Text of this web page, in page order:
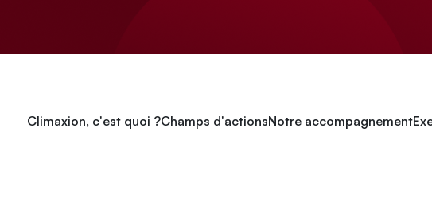
Climaxion, c'est quoi ?Champs d'actionsNotre accompagnement